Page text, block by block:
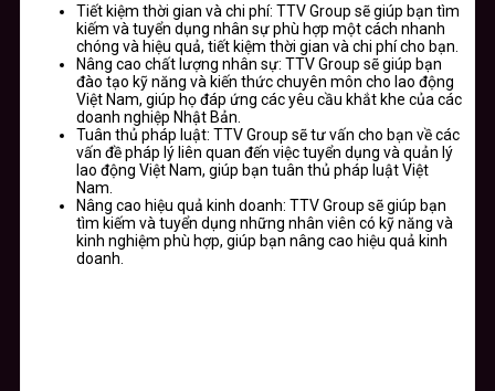
Tiết kiệm thời gian và chi phí: TTV Group sẽ giúp bạn tìm
kiếm và tuyển dụng nhân sự phù hợp một cách nhanh
chóng và hiệu quả, tiết kiệm thời gian và chi phí cho bạn.
Nâng cao chất lượng nhân sự: TTV Group sẽ giúp bạn
đào tạo kỹ năng và kiến thức chuyên môn cho lao động
Việt Nam, giúp họ đáp ứng các yêu cầu khắt khe của các
doanh nghiệp Nhật Bản.
Tuân thủ pháp luật: TTV Group sẽ tư vấn cho bạn về các
vấn đề pháp lý liên quan đến việc tuyển dụng và quản lý
lao động Việt Nam, giúp bạn tuân thủ pháp luật Việt
Nam.
Nâng cao hiệu quả kinh doanh: TTV Group sẽ giúp bạn
tìm kiếm và tuyển dụng những nhân viên có kỹ năng và
kinh nghiệm phù hợp, giúp bạn nâng cao hiệu quả kinh
doanh.